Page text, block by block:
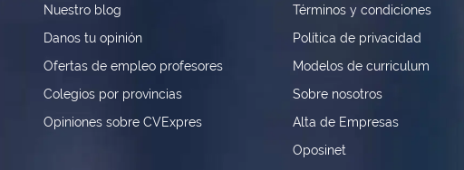
Nuestro blog
Danos tu opinión
Ofertas de empleo profesores
Colegios por provincias
Opiniones sobre CVExpres
Términos y condiciones
Política de privacidad
Modelos de curriculum
Sobre nosotros
Alta de Empresas
Oposinet